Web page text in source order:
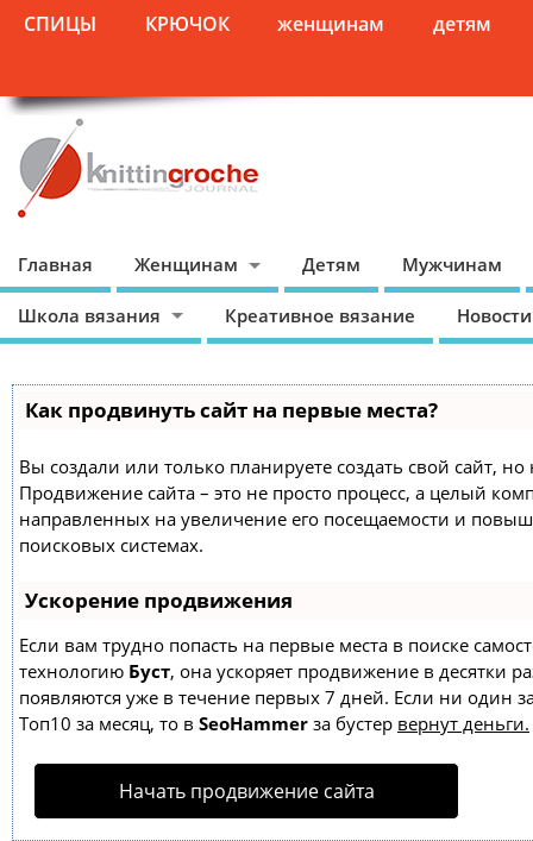
СПИЦЫ КРЮЧОК женщинам детям
Главная Женщинам Детям Мужчинам
Школа вязания Креативное вязание
Как продвинуть сайт на первые места?
Вы создали или только планируете создать свой сайт, но
Продвижение сайта – это не просто процесс, а целый
направленных на увеличение его посещаемости и
поисковых системах.
Ускорение продвижения
Если вам трудно попасть на первые места в поиске
технологию Буст, она ускоряет продвижение в десятки
появляются уже в течение первых 7 дней. Если ни один
Топ10 за месяц, то в SeoHammer за бустер вернут деньги.
Начать продвижение сайта